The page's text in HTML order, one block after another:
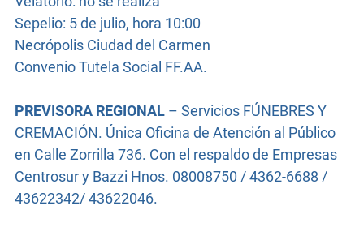
Sepelio: 5 de julio, hora 10:00
Necrópolis Ciudad del Carmen
Convenio Tutela Social FF.AA.
PREVISORA REGIONAL – Servicios FÚNEBRES Y
CREMACIÓN. Única Oficina de Atención al Público
en Calle Zorrilla 736. Con el respaldo de Empresas
Centrosur y Bazzi Hnos. 08008750 / 4362-6688 /
43622342/ 43622046.